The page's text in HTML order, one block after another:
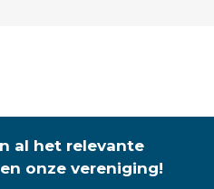
al het relevante
onze vereniging!